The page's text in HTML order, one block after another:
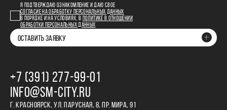
Я ПОДТВЕРЖДАЮ ОЗНАКОМЛЕНИЕ И ДАЮ СВОЕ
СОГЛАСИЕ НА ОБРАБОТКУ ПЕРСОНАЛЬНЫХ ДАННЫХ
В ПОРЯДКЕ И НА УСЛОВИЯХ, В
ПОЛИТИКЕ В ОТНОШЕНИИ
ОБРАБОТКИ ПЕРСОНАЛЬНЫХ ДАННЫХ
ОСТАВИТЬ ЗАЯВКУ
+7 (391) 277‒99‒01
INFO@SM-CITY.RU
Г. КРАСНОЯРСК, УЛ. ПАРУСНАЯ, 8, ПР. МИРА, 91